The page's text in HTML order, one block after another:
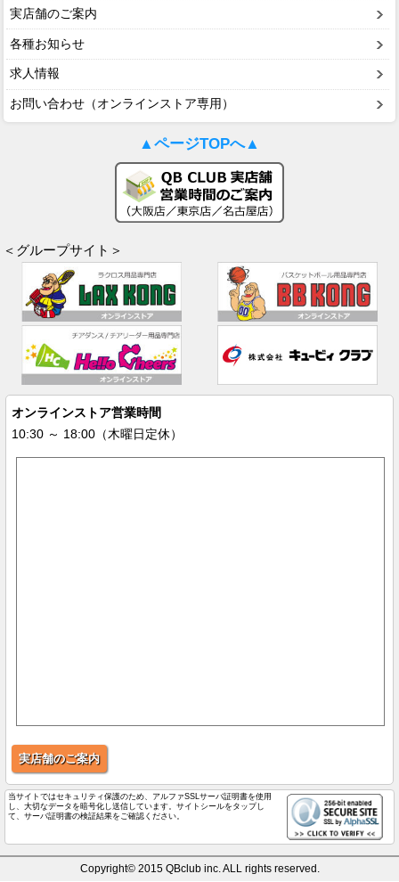
実店舗のご案内
各種お知らせ
求人情報
お問い合わせ（オンラインストア専用）
▲ページTOPへ▲
＜グループサイト＞
オンラインストア営業時間
10:30 ～ 18:00（木曜日定休）
実店舗のご案内
当サイトではセキュリティ保護のため、アルファSSLサーバ証明書を使用
し、大切なデータを暗号化し送信しています。サイトシールをタップし
て、サーバ証明書の検証結果をご確認ください。
Copyright© 2015 QBclub inc. ALL rights reserved.